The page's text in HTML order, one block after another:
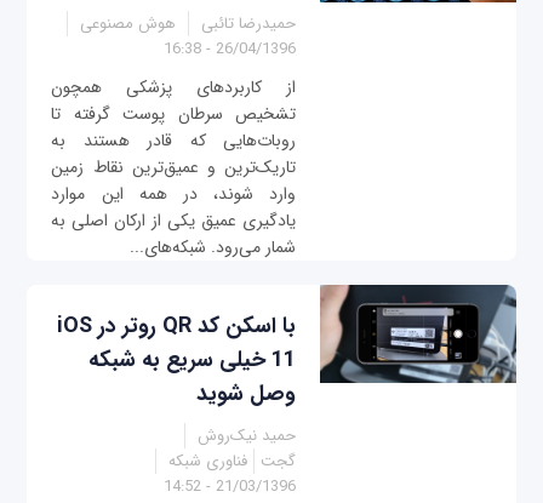
حمیدرضا تائبی
هوش مصنوعی
26/04/1396 - 16:38
از کاربردهای پزشکی همچون
تشخیص سرطان پوست گرفته تا
روبات‌هایی که قادر هستند به
تاریک‌ترین و عمیق‌ترین نقاط زمین
وارد شوند، در همه این موارد
یادگیری عمیق یکی از ارکان اصلی به
شمار می‌رود. شبکه‌های...
با اسکن کد QR روتر در iOS
11 خیلی سریع به شبکه
وصل شوید
حمید نیک‌روش
گجت فناوری شبکه
21/03/1396 - 14:52